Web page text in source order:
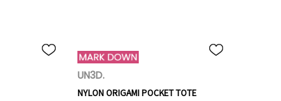
UN3D.
NYLON ORIGAMI POCKET TOTE